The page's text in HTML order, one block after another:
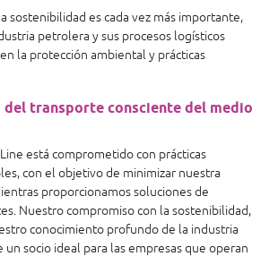
sostenibilidad es cada vez más importante,
petrolera y sus procesos logísticos
la protección ambiental y prácticas
transporte consciente del medio
está comprometido con prácticas
con el objetivo de minimizar nuestra
proporcionamos soluciones de
Nuestro compromiso con la sostenibilidad,
conocimiento profundo de la industria
un socio ideal para las empresas que operan